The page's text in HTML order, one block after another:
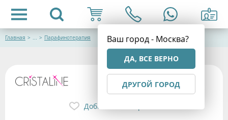
Ваш город - Москва?
ДА, ВСЕ ВЕРНО
ДРУГОЙ ГОРОД
Главная > ... > Парафинотерапия
Добавить в избранное